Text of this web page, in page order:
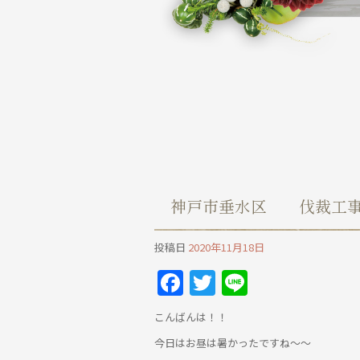
神戸市垂水区 伐裁工
投稿日 2020年11月18日
Facebook
Twitter
こんばんは！！
今日はお昼は暑かったですね～～